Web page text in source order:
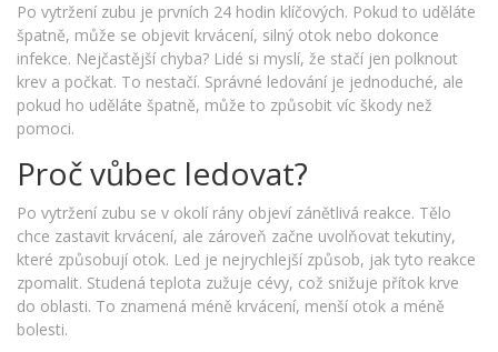
Po vytržení zubu je prvních 24 hodin klíčových. Pokud to uděláte
špatně, může se objevit krvácení, silný otok nebo dokonce
infekce. Nejčastější chyba? Lidé si myslí, že stačí jen polknout
krev a počkat. To nestačí. Správné ledování je jednoduché, ale
pokud ho uděláte špatně, může to způsobit víc škody než
pomoci.
Proč vůbec ledovat?
Po vytržení zubu se v okolí rány objeví zánětlivá reakce. Tělo
chce zastavit krvácení, ale zároveň začne uvolňovat tekutiny,
které způsobují otok. Led je nejrychlejší způsob, jak tyto reakce
zpomalit. Studená teplota zužuje cévy, což snižuje přítok krve
do oblasti. To znamená méně krvácení, menší otok a méně
bolesti.